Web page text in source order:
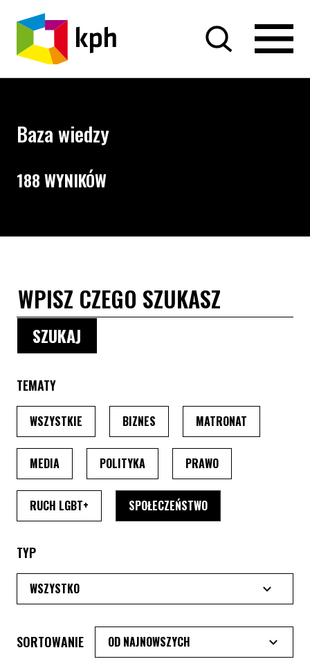
PRZEJDŹ DO TREŚCI
Baza wiedzy
188 WYNIKÓW
Opcje wyszukiwania i filtrowania treści
Wyszukiwarka
TEMATY
WSZYSTKIE PO WYBRANIU TEMATU, STRONA PRZEŁADUJE SIĘ
BIZNES PO WYBRANIU TEMATU, STRONA
MATRONAT
MEDIAPO WYBRANIU TEMATU, STRONA PRZEŁADUJE SIĘ
POLITYKAPO WYBRANIU TEMATU, STRONA
PRAWOPO WYBRANIU
RUCH LGBT+ PO WYBRANIU TEMATU, STRONA PRZEŁADUJE
SPOŁECZEŃSTWOPO WYBRANIU
TYP
SORTOWANIE